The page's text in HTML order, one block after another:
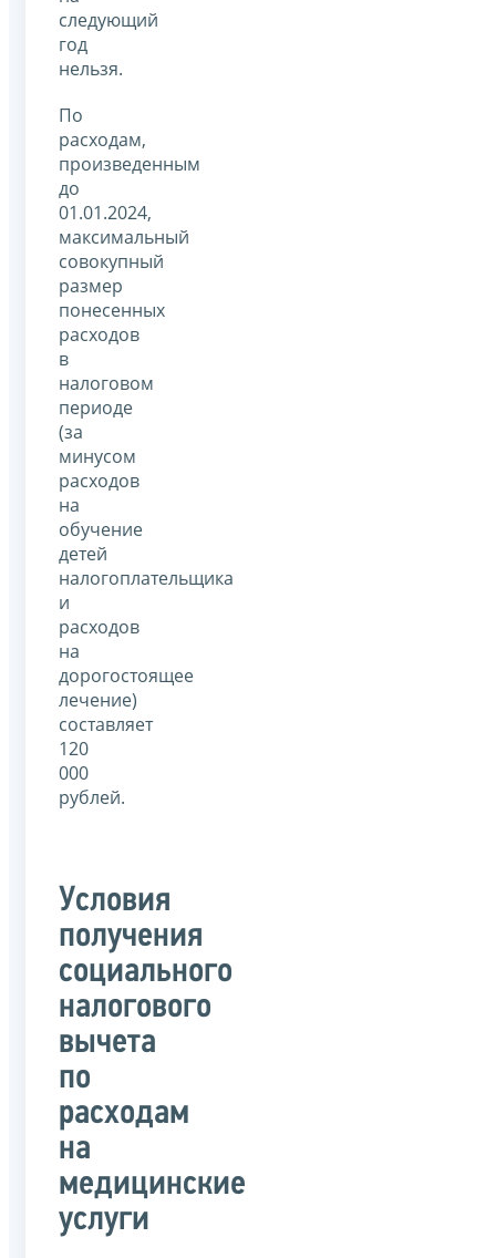
следующий
год
нельзя.
По
расходам,
произведенным
до
01.01.2024,
максимальный
совокупный
размер
понесенных
расходов
в
налоговом
периоде
(за
минусом
расходов
на
обучение
детей
налогоплательщика
и
расходов
на
дорогостоящее
лечение)
составляет
120
000
рублей.
Условия
получения
социального
налогового
вычета
по
расходам
на
медицинские
услуги